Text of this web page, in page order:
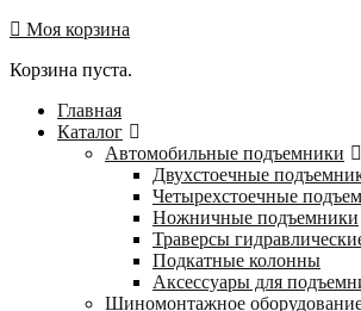
Моя корзина
Корзина пуста.
Главная
Каталог
Автомобильные подъемники
Двухстоечные
Четырехстоечные
Ножничные подъемники
Траверсы
Подкатные колонны
Аксессуары для
Шиномонтажное